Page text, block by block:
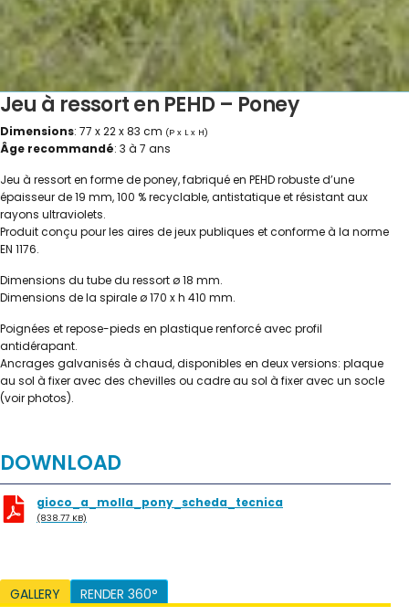
Jeu à ressort en PEHD – Poney
Dimensions: 77 x 22 x 83 cm (P x L x H)
Âge recommandé: 3 à 7 ans
Jeu à ressort en forme de poney, fabriqué en PEHD robuste d’une
épaisseur de 19 mm, 100 % recyclable, antistatique et résistant aux
rayons ultraviolets.
Produit conçu pour les aires de jeux publiques et conforme à la norme
EN 1176.
Dimensions du tube du ressort ø 18 mm.
Dimensions de la spirale ø 170 x h 410 mm.
Poignées et repose-pieds en plastique renforcé avec profil
antidérapant.
Ancrages galvanisés à chaud, disponibles en deux versions: plaque
au sol à fixer avec des chevilles ou cadre au sol à fixer avec un socle
(voir photos).
DOWNLOAD
gioco_a_molla_pony_scheda_tecnica
(838.77 KB)
GALLERY RENDER 360°